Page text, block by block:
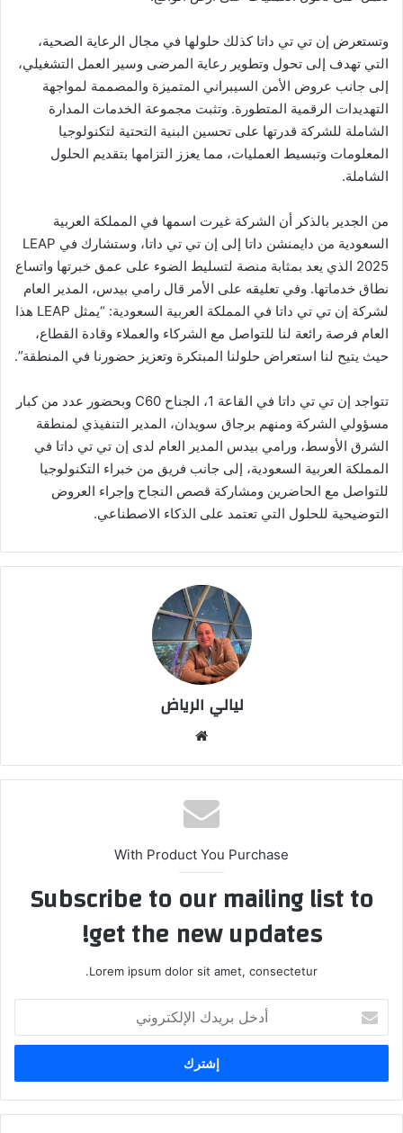
وتستعرض إن تي تي داتا كذلك حلولها في مجال الرعاية الصحية،
التي تهدف إلى تحول وتطوير رعاية المرضى وسير العمل التشغيلي،
إلى جانب عروض الأمن السيبراني المتميزة والمصممة لمواجهة
التهديدات الرقمية المتطورة. وتثبت مجموعة الخدمات المدارة
الشاملة للشركة قدرتها على تحسين البنية التحتية لتكنولوجيا
المعلومات وتبسيط العمليات، مما يعزز التزامها بتقديم الحلول
الشاملة.
من الجدير بالذكر أن الشركة غيرت اسمها في المملكة العربية
السعودية من دايمنشن داتا إلى إن تي تي داتا، وستشارك في LEAP
2025 الذي يعد بمثابة منصة لتسليط الضوء على عمق خبرتها واتساع
نطاق خدماتها. وفي تعليقه على الأمر قال رامي بيدس، المدير العام
لشركة إن تي تي داتا في المملكة العربية السعودية: “يمثل LEAP هذا
العام فرصة رائعة لنا للتواصل مع الشركاء والعملاء وقادة القطاع،
حيث يتيح لنا استعراض حلولنا المبتكرة وتعزيز حضورنا في المنطقة”.
تتواجد إن تي تي داتا في القاعة 1، الجناح C60 وبحضور عدد من كبار
مسؤولي الشركة ومنهم برجاق سويدان، المدير التنفيذي لمنطقة
الشرق الأوسط، ورامي بيدس المدير العام لدى إن تي تي داتا في
المملكة العربية السعودية، إلى جانب فريق من خبراء التكنولوجيا
للتواصل مع الحاضرين ومشاركة قصص النجاح وإجراء العروض
التوضيحية للحلول التي تعتمد على الذكاء الاصطناعي.
ليالي الرياض
الوي
ب
With Product You Purchase
Subscribe to our mailing list to
get the new updates!
Lorem ipsum dolor sit amet, consectetur.
خ
ب
ر